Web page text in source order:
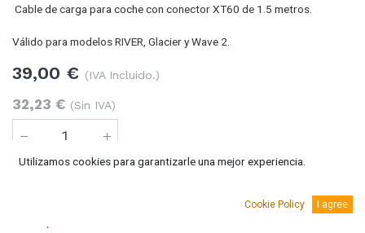
Cable de carga para coche con conector XT60 de 1.5 metros.
Válido para modelos RIVER, Glacier y Wave 2.
39,00 € (IVA Incluido.)
32,23 € (Sin IVA)
Utilizamos cookies para garantizarle una mejor experiencia.
Cookie Policy I agree